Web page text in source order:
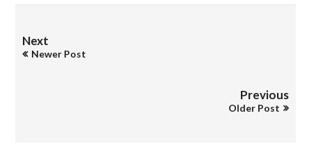
Next
Newer Post
Previous
Older Post